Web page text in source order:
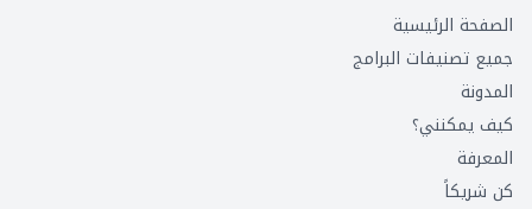
الصفحة الرئيسية
جميع تصنيفات البرامج
المدونة
كيف يمكنني؟
المعرفة
كن شريكاً